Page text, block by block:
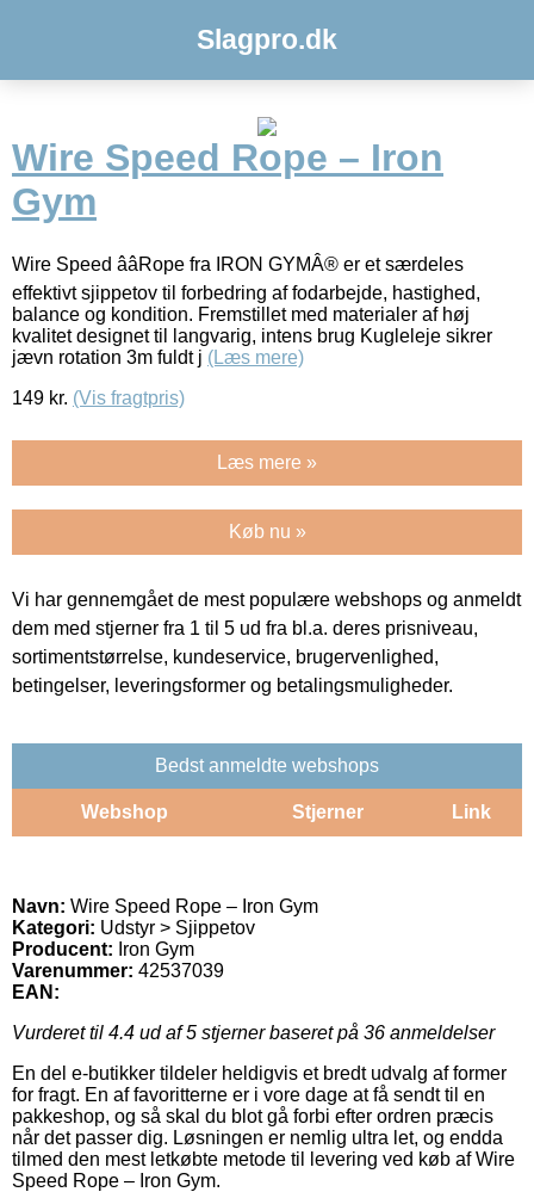
Slagpro.dk
Wire Speed Rope – Iron
Gym
Wire Speed ââRope fra IRON GYMÂ® er et særdeles
effektivt sjippetov til forbedring af fodarbejde, hastighed,
balance og kondition. Fremstillet med materialer af høj
kvalitet designet til langvarig, intens brug Kugleleje sikrer
jævn rotation 3m fuldt j (Læs mere)
149 kr. (Vis fragtpris)
Læs mere »
Køb nu »
Vi har gennemgået de mest populære webshops og anmeldt
dem med stjerner fra 1 til 5 ud fra bl.a. deres prisniveau,
sortimentstørrelse, kundeservice, brugervenlighed,
betingelser, leveringsformer og betalingsmuligheder.
Bedst anmeldte webshops
Webshop Stjerner Link
Navn: Wire Speed Rope – Iron Gym
Kategori: Udstyr > Sjippetov
Producent: Iron Gym
Varenummer: 42537039
EAN:
Vurderet til 4.4 ud af 5 stjerner baseret på 36 anmeldelser
En del e-butikker tildeler heldigvis et bredt udvalg af former
for fragt. En af favoritterne er i vore dage at få sendt til en
pakkeshop, og så skal du blot gå forbi efter ordren præcis
når det passer dig. Løsningen er nemlig ultra let, og endda
tilmed den mest letkøbte metode til levering ved køb af Wire
Speed Rope – Iron Gym.